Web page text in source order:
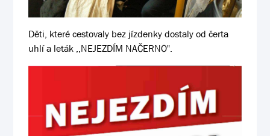
Děti, které cestovaly bez jízdenky dostaly od čerta
uhlí a leták ,,NEJEZDÍM NAČERNO".